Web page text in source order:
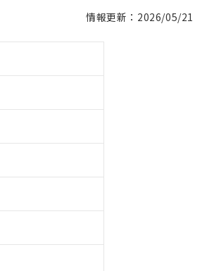
情報更新：2026/05/21